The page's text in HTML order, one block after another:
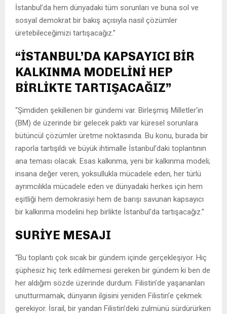
İstanbul’da hem dünyadaki tüm sorunları ve buna sol ve
sosyal demokrat bir bakış açısıyla nasıl çözümler
üretebileceğimizi tartışacağız.”
“İSTANBUL’DA KAPSAYICI BİR
KALKINMA MODELİNİ HEP
BİRLİKTE TARTIŞACAĞIZ”
“Şimdiden şekillenen bir gündemi var. Birleşmiş Milletler’in
(BM) de üzerinde bir gelecek paktı var küresel sorunlara
bütüncül çözümler üretme noktasında. Bu konu, burada bir
raporla tartışıldı ve büyük ihtimalle İstanbul’daki toplantının
ana teması olacak. Esas kalkınma, yeni bir kalkınma modeli;
insana değer veren, yoksullukla mücadele eden, her türlü
ayrımcılıkla mücadele eden ve dünyadaki herkes için hem
eşitliği hem demokrasiyi hem de barışı savunan kapsayıcı
bir kalkınma modelini hep birlikte İstanbul’da tartışacağız.”
SURİYE MESAJI
“Bu toplantı çok sıcak bir gündem içinde gerçekleşiyor. Hiç
şüphesiz hiç terk edilmemesi gereken bir gündem ki ben de
her aldığım sözde üzerinde durdum. Filistin’de yaşananları
unutturmamak, dünyanın ilgisini yeniden Filistin’e çekmek
gerekiyor. İsrail, bir yandan Filistin’deki zulmünü sürdürürken